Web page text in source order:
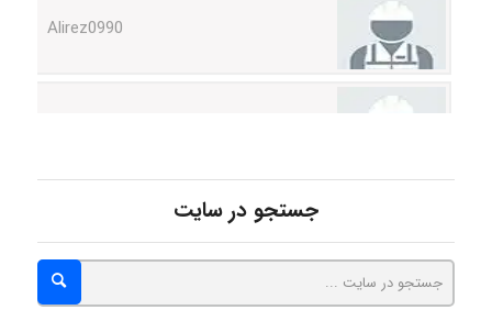
Kati
emami
جستجو در سایت